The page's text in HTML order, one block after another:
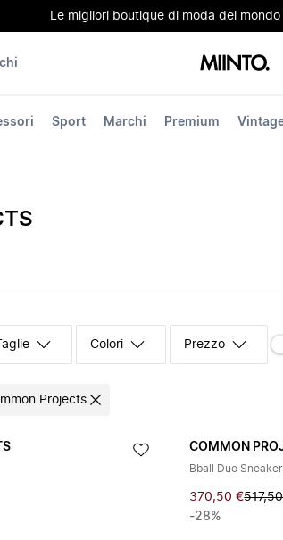
Le migliori boutique di moda del mondo
Sport Marchi Premium
Taglie Colori Prezzo
Projects
COMMON
Bball Duo
370,50 €
-28%